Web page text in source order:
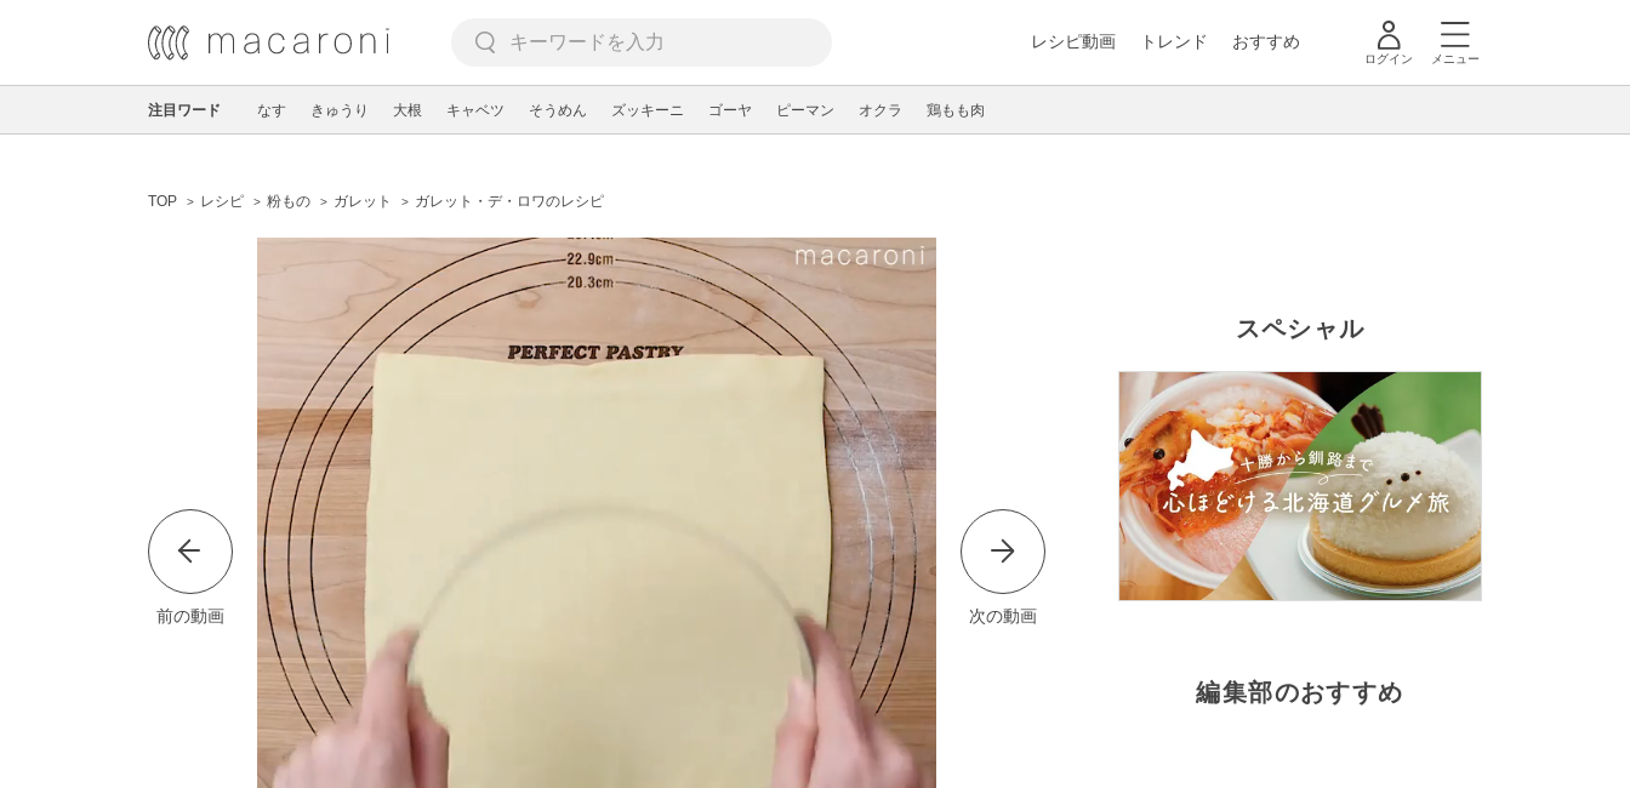
レシピ動画 トレンド おすすめ
ログイン メニュー
注目ワード なす きゅうり 大根 キャベツ そうめん ズッキーニ ゴーヤ ピーマン オクラ 鶏もも肉
TOP レシピ 粉もの ガレット ガレット・デ・ロワのレシピ
前の動画 次の動画
スペシャル
編集部のおすすめ